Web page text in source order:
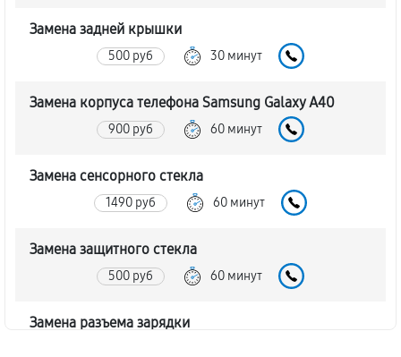
Замена задней крышки
500 руб 30 минут
Замена корпуса телефона Samsung Galaxy A40
900 руб 60 минут
Замена сенсорного стекла
1490 руб 60 минут
Замена защитного стекла
500 руб 60 минут
Замена разъема зарядки